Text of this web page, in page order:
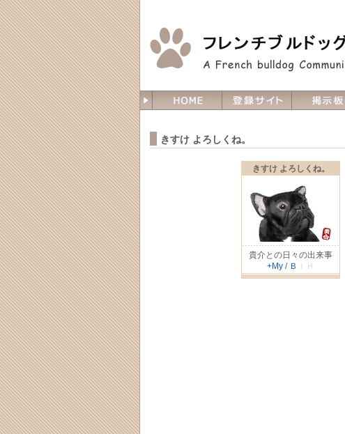
きすけ よろしくね。
きすけ よろしくね。
貴介との日々の出来事
+My / Ｂ ＩＨ